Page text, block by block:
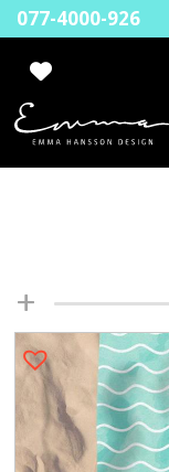
077-4000-926